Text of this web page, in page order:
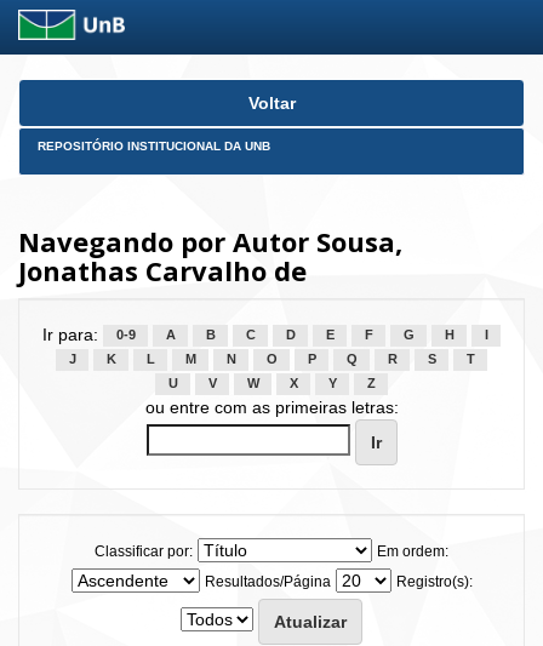
Skip
Voltar
REPOSITÓRIO INSTITUCIONAL DA UNB
Navegando por Autor Sousa,
Jonathas Carvalho de
Ir para: 0-9 A B C D E F G H
J
K L M N O P Q R S
T
U
V W X Y Z
ou entre com as primeiras letras:
Classificar por:
Em ordem:
Resultados/Página
Registro(s):